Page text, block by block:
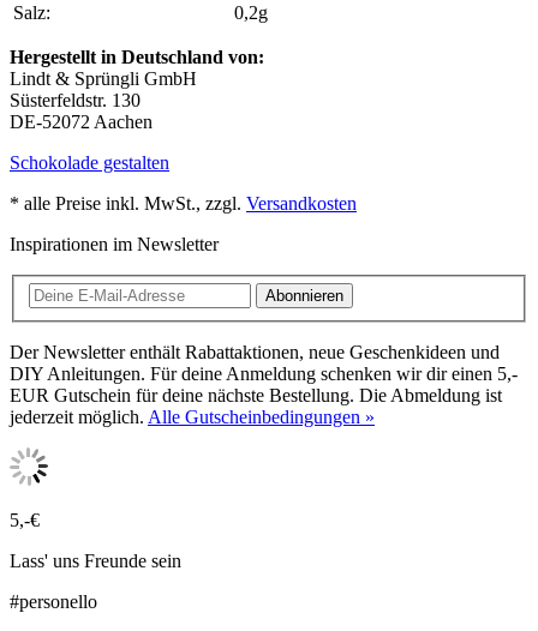
Salz: 0,2g
Hergestellt in Deutschland von:
Lindt & Sprüngli GmbH
Süsterfeldstr. 130
DE-52072 Aachen
Schokolade gestalten
* alle Preise inkl. MwSt., zzgl. Versandkosten
Inspirationen im Newsletter
Abonnieren
Der Newsletter enthält Rabattaktionen, neue Geschenkideen und
DIY Anleitungen. Für deine Anmeldung schenken wir dir einen 5,-
EUR Gutschein für deine nächste Bestellung. Die Abmeldung ist
jederzeit möglich. Alle Gutscheinbedingungen »
5,-€
Lass' uns Freunde sein
#personello